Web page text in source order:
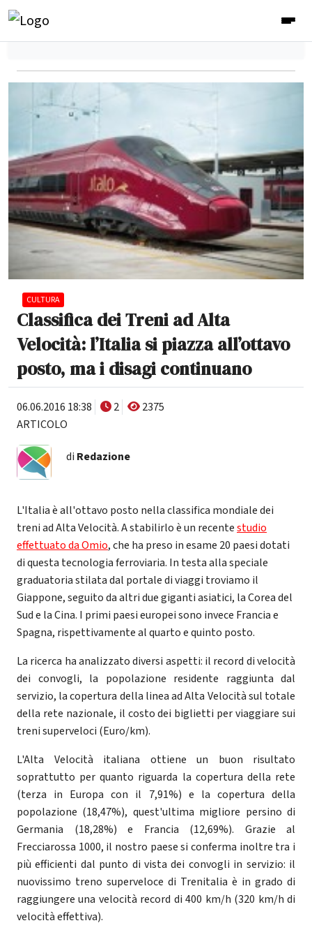
CULTURA
Classifica dei Treni ad Alta
Velocità: l’Italia si piazza all’ottavo
posto, ma i disagi continuano
06.06.2016 18:38 2
2375
ARTICOLO
di Redazione
L'Italia è all'ottavo posto nella classifica mondiale dei
treni ad Alta Velocità. A stabilirlo è un recentestudio
effettuato da Omio, che ha preso in esame 20 paesi dotati
di questa tecnologia ferroviaria. In testa alla speciale
graduatoria stilata dal portale di viaggi troviamo il
Giappone, seguito da altri due giganti asiatici, la Corea del
Sud e la Cina. I primi paesi europei sono invece Francia e
Spagna, rispettivamente al quarto e quinto posto.
La ricerca ha analizzato diversi aspetti: il record di velocità
dei convogli, la popolazione residente raggiunta dal
servizio, la copertura della linea ad Alta Velocità sul totale
della rete nazionale, il costo dei biglietti per viaggiare sui
treni superveloci (Euro/km).
L'Alta Velocità italiana ottiene un buon risultato
soprattutto per quanto riguarda la copertura della rete
(terza in Europa con il 7,91%) e la copertura della
popolazione (18,47%), quest'ultima migliore persino di
Germania (18,28%) e Francia (12,69%). Grazie al
Frecciarossa 1000, il nostro paese si conferma inoltre tra i
più efficienti dal punto di vista dei convogli in servizio: il
nuovissimo treno superveloce di Trenitalia è in grado di
raggiungere una velocità record di 400 km/h (320 km/h di
velocità effettiva).